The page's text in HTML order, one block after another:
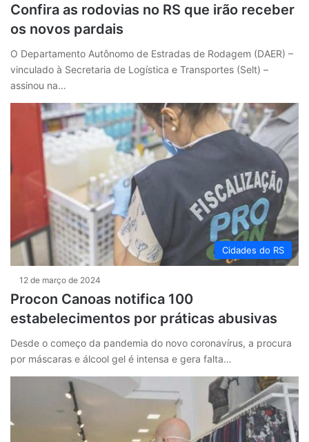
Confira as rodovias no RS que irão receber
os novos pardais
O Departamento Autônomo de Estradas de Rodagem (DAER) –
vinculado à Secretaria de Logística e Transportes (Selt) –
assinou na…
Cidades do RS
12 de março de 2024
Procon Canoas notifica 100
estabelecimentos por práticas abusivas
Desde o começo da pandemia do novo coronavírus, a procura
por máscaras e álcool gel é intensa e gera falta…